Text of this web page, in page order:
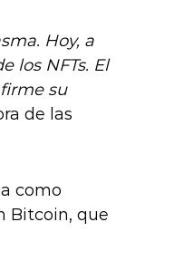
Hoy, a
los NFTs. El
su
de las
como
Bitcoin, que